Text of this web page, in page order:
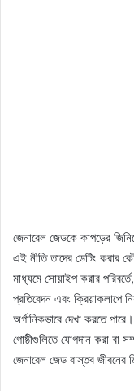
জেনারেল জেডকে কাপড়ের
এই নীতি তাদের ডেটিং করার
মাধ্যমে সোয়াইপ করার
প্রতিবেদন এবং ক্রিয়াকলাপে
অর্গানিকভাবে দেখা করতে
গোষ্ঠীগুলিতে যোগদান করা বা
জেনারেল জেড বাস্তব জীবনের